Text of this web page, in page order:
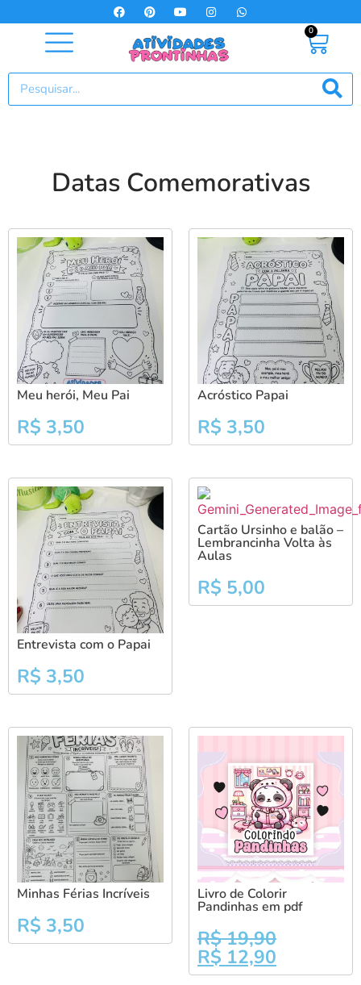
0
Datas Comemorativas
Meu herói, Meu Pai
R$ 3,50
Acróstico Papai
R$ 3,50
Entrevista com o Papai
R$ 3,50
Cartão Ursinho e balão –
Lembrancinha Volta às
Aulas
R$ 5,00
Minhas Férias Incríveis
R$ 3,50
Livro de Colorir
Pandinhas em pdf
R$19,90
R$ 12,90